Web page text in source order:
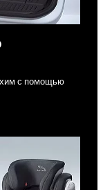
с помощью